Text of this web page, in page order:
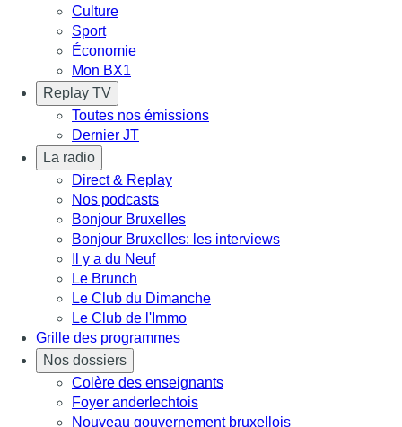
Culture
Sport
Économie
Mon BX1
Replay TV
Toutes nos émissions
Dernier JT
La radio
Direct & Replay
Nos podcasts
Bonjour Bruxelles
Bonjour Bruxelles: les interviews
Il y a du Neuf
Le Brunch
Le Club du Dimanche
Le Club de l'Immo
Grille des programmes
Nos dossiers
Colère des enseignants
Foyer anderlechtois
Nouveau gouvernement bruxellois